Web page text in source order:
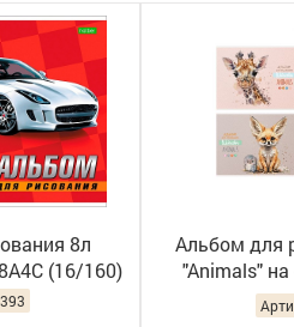
8л
(16/160)
Альбом для
"Animals"